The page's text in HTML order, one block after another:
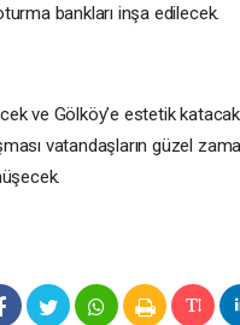
bankları inşa edilecek.
ve Gölköy’e estetik
vatandaşların güzel